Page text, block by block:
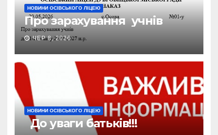
НОВИНИ ОСІВСЬКОГО ЛІЦЕЮ
Про зарахування учнів
ЧЕР 8, 2026
НОВИНИ ОСІВСЬКОГО ЛІЦЕЮ
До уваги батьків!!!